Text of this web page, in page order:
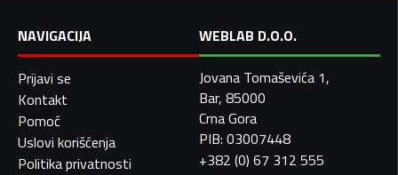
NAVIGACIJA
Prijavi se
Kontakt
Pomoć
Uslovi korišćenja
Politika privatnosti
WEBLAB D.O.O.
Jovana Tomaševića 1,
Bar, 85000
Crna Gora
PIB: 03007448
+382 (0) 67 312 555